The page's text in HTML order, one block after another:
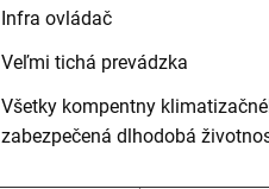
Infra ovládač
Veľmi tichá prevádzka
Všetky kompentny
zabezpečená dlhodobá